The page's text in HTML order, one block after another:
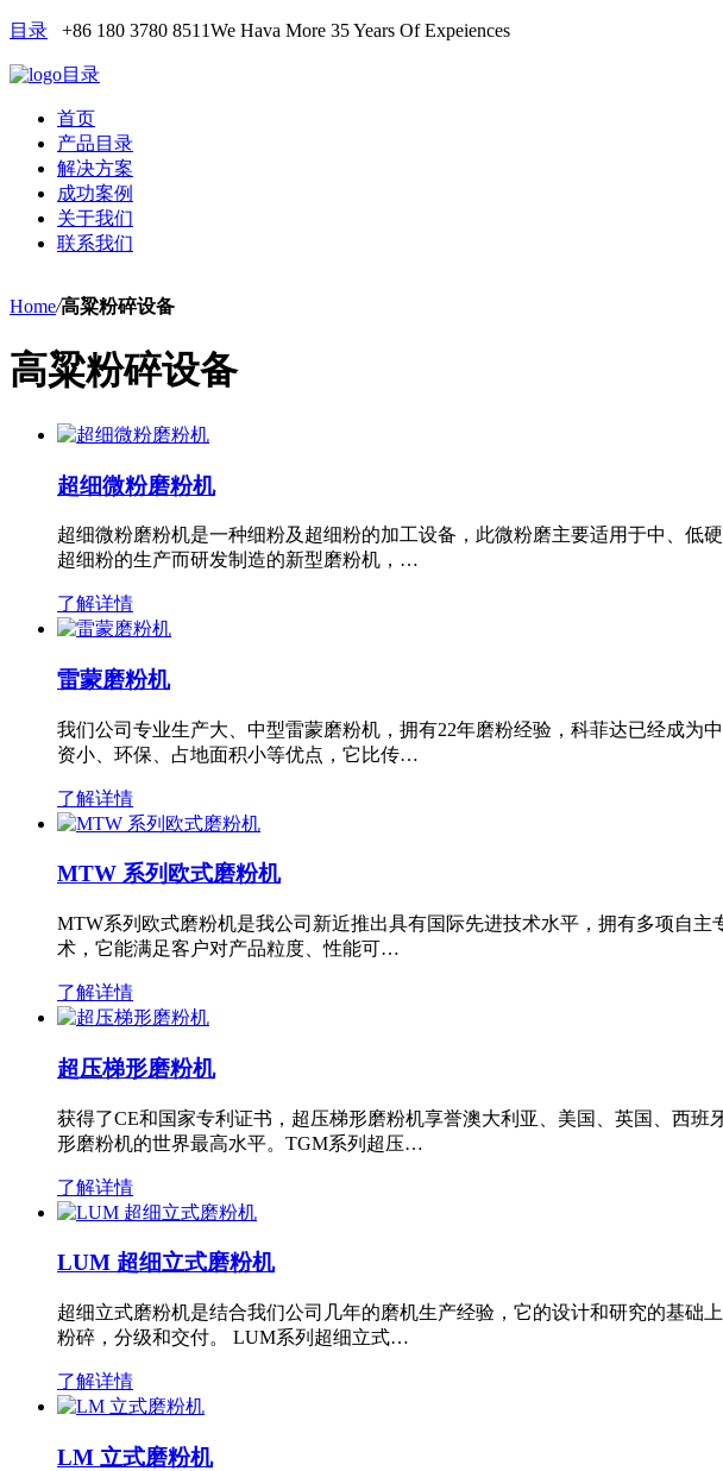
目录 +86 180 3780 8511We Hava More 35 Years Of Expeiences
目录
首页
产品目录
解决方案
成功案例
关于我们
联系我们
Home/高粱粉碎设备
高粱粉碎设备
超细微粉磨粉机
超细微粉磨粉机是一种细粉及超细粉的加工设备，此微粉磨主要适用于中、低
超细粉的生产而研发制造的新型磨粉机，…
了解详情
雷蒙磨粉机
我们公司专业生产大、中型雷蒙磨粉机，拥有22年磨粉经验，科菲达已经成
资小、环保、占地面积小等优点，它比传…
了解详情
MTW 系列欧式磨粉机
MTW系列欧式磨粉机是我公司新近推出具有国际先进技术水平，拥有多项自
术，它能满足客户对产品粒度、性能可…
了解详情
超压梯形磨粉机
获得了CE和国家专利证书，超压梯形磨粉机享誉澳大利亚、美国、英国、西
形磨粉机的世界最高水平。TGM系列超压…
了解详情
LUM 超细立式磨粉机
超细立式磨粉机是结合我们公司几年的磨机生产经验，它的设计和研究的基
粉碎，分级和交付。 LUM系列超细立式…
了解详情
LM 立式磨粉机